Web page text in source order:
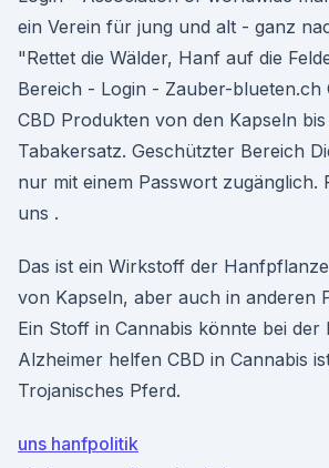
ein Verein für jung und alt - ganz
"Rettet die Wälder, Hanf auf die
Bereich - Login - Zauber-blueten.ch
CBD Produkten von den Kapseln
Tabakersatz. Geschützter Bereich
nur mit einem Passwort zugänglich.
uns .
Das ist ein Wirkstoff der
von Kapseln, aber auch in anderen
Ein Stoff in Cannabis könnte bei der
Alzheimer helfen CBD in Cannabis
Trojanisches Pferd.
uns hanfpolitik